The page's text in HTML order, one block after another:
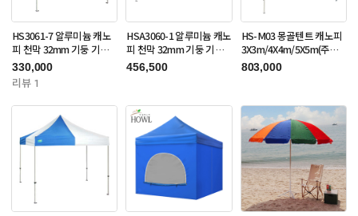
HS3061-7 알루미늄 캐노
피 천막 32mm 기둥 기본
형 3X3m(주문제작품)
330,000
리뷰 1
HSA3060-1 알루미늄 캐노
피 천막 32mm 기둥 기본
형 3X6m(주문제작품)
456,500
HS-M03 몽골텐트 캐노피
3X3m/4X4m/5X5m(주문
제작품)
803,000